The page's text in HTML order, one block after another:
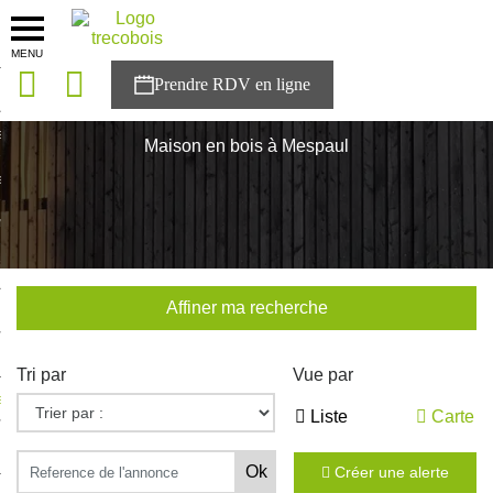
MENU
solutions
Trecobois
à NESTOR
Maison en bois à Mespaul
Affiner ma recherche
Tri par Vue par
Liste Carte
Créer une alerte